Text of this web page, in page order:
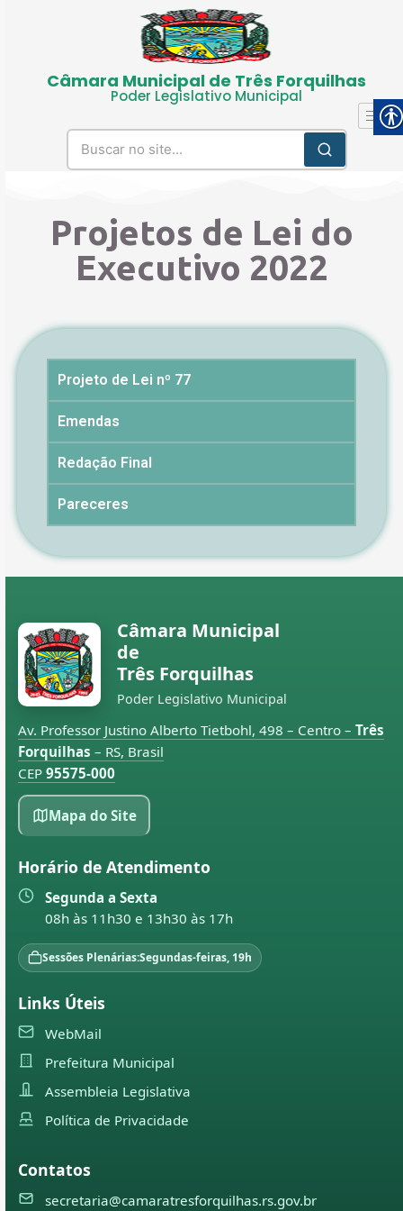
Câmara Municipal de Três Forquilhas
Poder Legislativo Municipal
Projetos de Lei do
Executivo 2022
Projeto de Lei nº 77
Emendas
Redação Final
Pareceres
Câmara Municipal
de
Três Forquilhas
Poder Legislativo Municipal
Av. Professor Justino Alberto Tietbohl, 498 – Centro – Três
Forquilhas – RS, Brasil
CEP 95575-000
Mapa do Site
Horário de Atendimento
Segunda a Sexta
08h às 11h30 e 13h30 às 17h
Sessões Plenárias:Segundas-feiras, 19h
Links Úteis
WebMail
Prefeitura Municipal
Assembleia Legislativa
Política de Privacidade
Contatos
secretaria@camaratresforquilhas.rs.gov.br